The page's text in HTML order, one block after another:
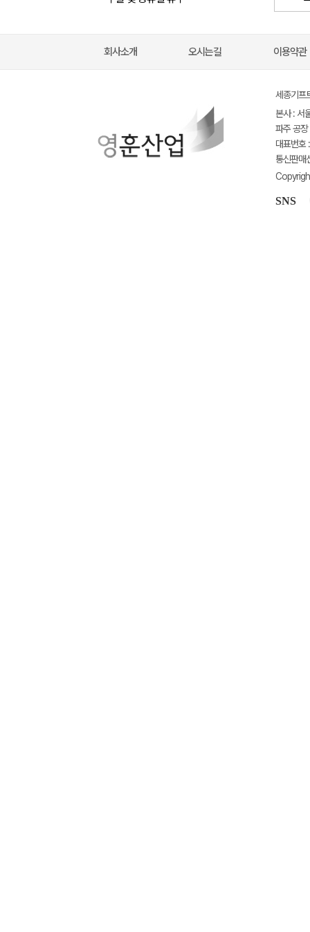
회사소개 오시는길 이용약관
세종기
본사 : 서
파주 공
대표번
통신판
SNS